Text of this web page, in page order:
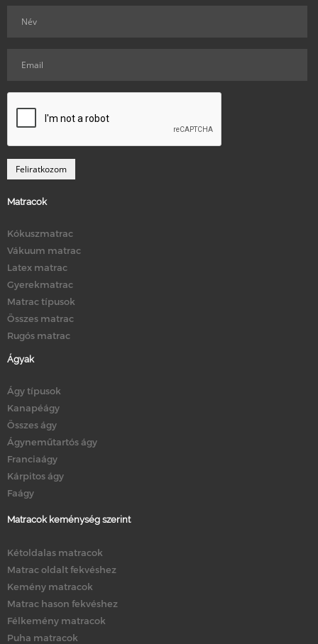
Matracok
Kókuszmatrac
Vákuum matrac
Latex matrac
Gyerekmatrac
Matrac típusok
Összes matrac
Rugós matrac
Ágyak
Ágy típusok
Kanapéágy
Összes ágy
Ágyneműtartós ágy
Franciaágy
Kárpitos ágy
Faágy
Matracok keménység szerint
Kétoldalas matracok
Matrac oldalt fekvéshez
Kemény matracok
Matrac hason fekvéshez
Félkemény matracok
Puha matracok